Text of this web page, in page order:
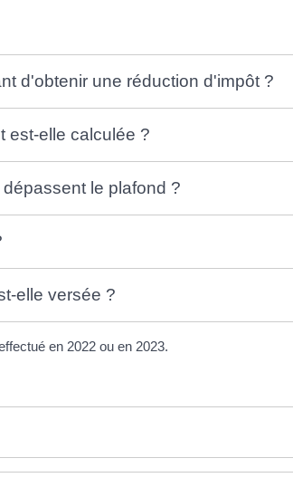
d'obtenir une réduction d'impôt ?
est-elle calculée ?
le plafond ?
elle versée ?
en 2022 ou en 2023.